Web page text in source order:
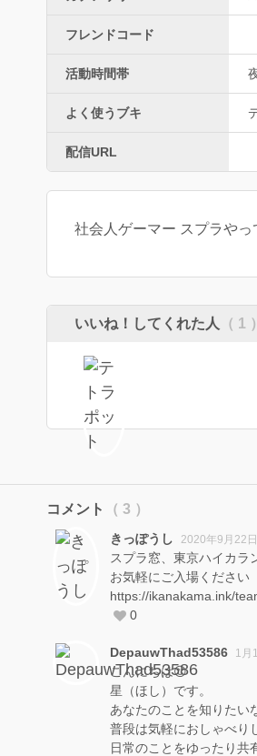
フレンドコード
活動時間帯
よく使うブキ
配信URL
社会人ゲーマー スプラや
いいね！してくれた人 （ 1 ）
コメント （ 3 ）
きっぽうし 2020年9月22
スプラ窓、東京ハイカラ
お気軽にご入場ください
https://ikanakama.ink/
0
DepauwThad53586 1月
こんにちは😊
星（ほし）です。
あなたのことを知りたい
普段は気軽におしゃべり
日常のことをゆったり共